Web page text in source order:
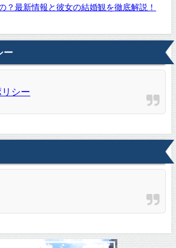
？最新情報と彼女の結婚観を徹底解説！
ー
シー